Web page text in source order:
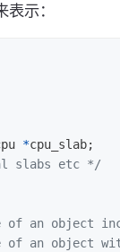
示：
*cpu_slab;
slabs etc */
of an object
of an object